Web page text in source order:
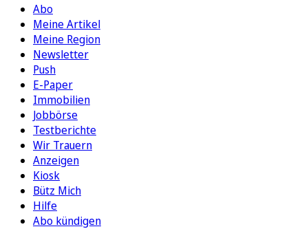
Abo
Meine Artikel
Meine Region
Newsletter
Push
E-Paper
Immobilien
Jobbörse
Testberichte
Wir Trauern
Anzeigen
Kiosk
Bütz Mich
Hilfe
Abo kündigen